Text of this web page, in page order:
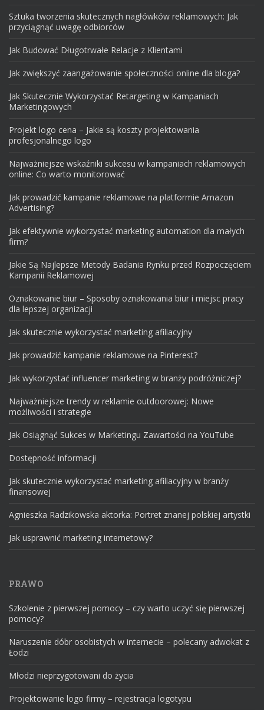
Sztuka tworzenia skutecznych nagłówków reklamowych: Jak
przyciągnąć uwagę odbiorców
Jak Budować Długotrwałe Relacje z Klientami
Jak zwiększyć zaangażowanie społeczności online dla bloga?
Jak Skutecznie Wykorzystać Retargeting w Kampaniach
Marketingowych
Projekt logo cena – Jakie są koszty projektowania
profesjonalnego logo
Najważniejsze wskaźniki sukcesu w kampaniach reklamowych
online: Co warto monitorować
Jak prowadzić kampanie reklamowe na platformie Amazon
Advertising?
Jak efektywnie wykorzystać marketing automation dla małych
firm?
Jakie Są Najlepsze Metody Badania Rynku przed Rozpoczęciem
Kampanii Reklamowej
Oznakowanie biur – Sposoby oznakowania biur i miejsc pracy
dla lepszej organizacji
Jak skutecznie wykorzystać marketing afiliacyjny
Jak prowadzić kampanie reklamowe na Pinterest?
Jak wykorzystać influencer marketing w branży podróżniczej?
Najważniejsze trendy w reklamie outdoorowej: Nowe
możliwości i strategie
Jak Osiągnąć Sukces w Marketingu Zawartości na YouTube
Dostępność informacji
Jak skutecznie wykorzystać marketing afiliacyjny w branży
finansowej
Agnieszka Radzikowska aktorka: Portret znanej polskiej artystki
Jak usprawnić marketing internetowy?
PRAWO
Szkolenie z pierwszej pomocy – czy warto uczyć się pierwszej
pomocy?
Naruszenie dóbr osobistych w internecie – polecany adwokat z
Łodzi
Młodzi nieprzygotowani do życia
Projektowanie logo firmy – rejestracja logotypu